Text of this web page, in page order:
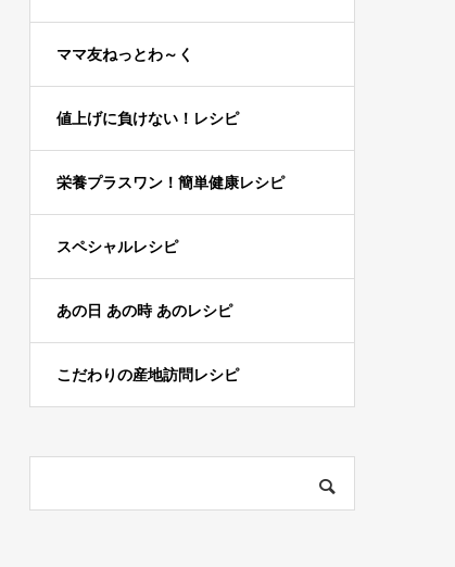
ママ友ねっとわ～く
値上げに負けない！レシピ
栄養プラスワン！簡単健康レシピ
スペシャルレシピ
あの日 あの時 あのレシピ
こだわりの産地訪問レシピ